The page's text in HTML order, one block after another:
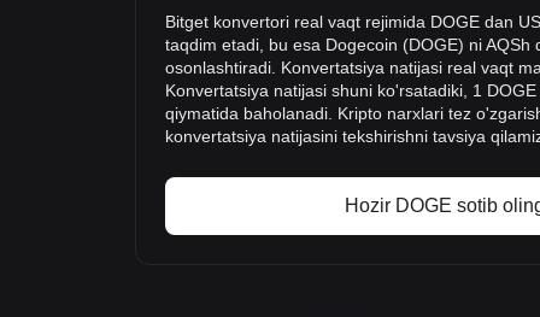
Bitget konvertori real vaqt rejimida DOGE dan
taqdim etadi, bu esa Dogecoin (DOGE) ni AQSh
osonlashtiradi. Konvertatsiya natijasi real vaqt
Konvertatsiya natijasi shuni ko'rsatadiki, 1
qiymatida baholanadi. Kripto narxlari tez
konvertatsiya natijasini tekshirishni tavsiya
Hozir DOGE sotib